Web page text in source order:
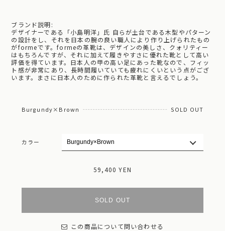
ブランド説明:
デザイナーである「小島明洋」氏 自らが土台である木型やパターン
の設計をし、それを日本の腕の良い職人により作り上げられたもの
がformeです。formeの革靴は、デザインの美しさ、クォリティー
はもちろんですが、それに加えて履きやすさに優れた靴として高い
評価を得ています。日本人の甲の高い足にあった靴なので、フィッ
ト感が非常にあり、長時間履いていても疲れにくいという点がござ
います。まさに日本人のために作られた革靴と言えるでしょう。
Burgundy×Brown SOLD OUT
カラー
59,400 YEN
SOLD OUT
この商品について問い合わせる